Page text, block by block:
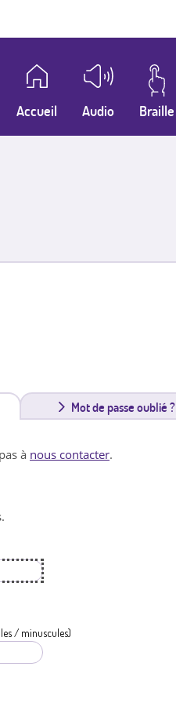
Accueil Audio Braille
Mot de passe oublié ?
à nous contacter.
/ minuscules)